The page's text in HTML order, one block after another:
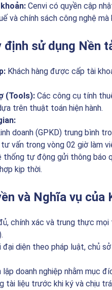
Cenvi có quyền cập
và chính sách công nghệ
định sử dụng Nền
Khách hàng được cấp tài
(Tools): Các công cụ tính
trên thuật toán hiện hành.
doanh (GPKD) trung bình
tư vấn trong vòng 02 giờ làm
thống tự động gửi thông báo
kịp thời.
và Nghĩa vụ của
chính xác và trung thực
đại diện theo pháp luật, chủ
lập doanh nghiệp nhằm mục
tài liệu trước khi ký và chịu